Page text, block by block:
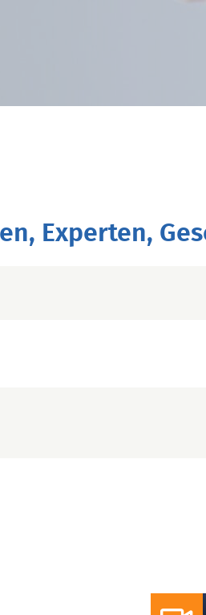
Experten,